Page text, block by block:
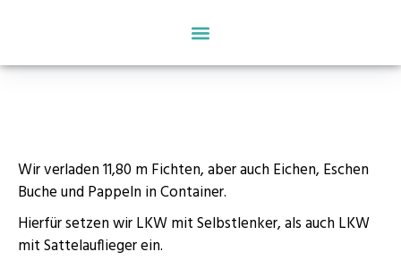
Wir verladen 11,80 m Fichten, aber auch Eichen, Eschen
Buche und Pappeln in Container.
Hierfür setzen wir LKW mit Selbstlenker, als auch LKW
mit Sattelauflieger ein.